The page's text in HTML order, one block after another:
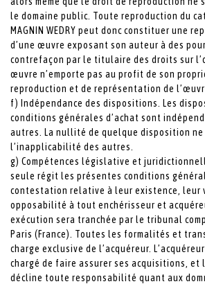
le domaine public. Toute reproduction du
MAGNIN WEDRY peut donc constituer une
d’une œuvre exposant son auteur à des
contrefaçon par le titulaire des droits sur
œuvre n’emporte pas au profit de son
reproduction et de représentation de
f) Indépendance des dispositions. Les
conditions générales d’achat sont
autres. La nullité de quelque disposition
l’inapplicabilité des autres.
g) Compétences législative et
seule régit les présentes conditions
contestation relative à leur existence, leur
opposabilité à tout enchérisseur et
exécution sera tranchée par le tribunal
Paris (France). Toutes les formalités et
charge exclusive de l’acquéreur.
chargé de faire assurer ses acquisitions, et la
décline toute responsabilité quant aux